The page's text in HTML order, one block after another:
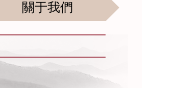
關于我們